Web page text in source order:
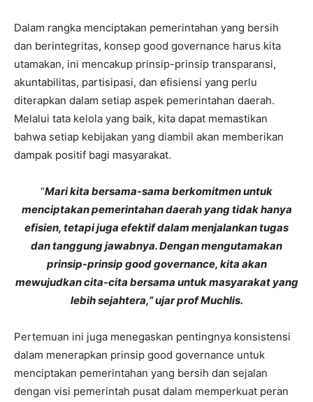
Dalam rangka menciptakan pemerintahan yang bersih
dan berintegritas, konsep good governance harus kita
utamakan, ini mencakup prinsip-prinsip transparansi,
akuntabilitas, partisipasi, dan efisiensi yang perlu
diterapkan dalam setiap aspek pemerintahan daerah.
Melalui tata kelola yang baik, kita dapat memastikan
bahwa setiap kebijakan yang diambil akan memberikan
dampak positif bagi masyarakat.
“Mari kita bersama-sama berkomitmen untuk
menciptakan pemerintahan daerah yang tidak hanya
efisien, tetapi juga efektif dalam menjalankan tugas
dan tanggung jawabnya. Dengan mengutamakan
prinsip-prinsip good governance, kita akan
mewujudkan cita-cita bersama untuk masyarakat yang
lebih sejahtera,” ujar prof Muchlis.
Pertemuan ini juga menegaskan pentingnya konsistensi
dalam menerapkan prinsip good governance untuk
menciptakan pemerintahan yang bersih dan sejalan
dengan visi pemerintah pusat dalam memperkuat peran